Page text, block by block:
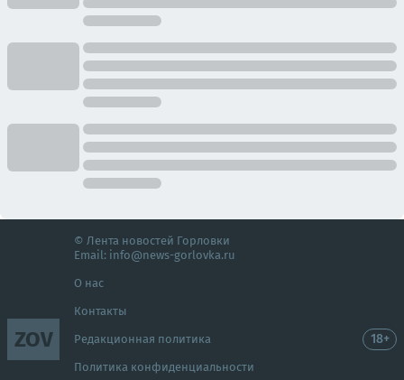
ZOV
© Лента новостей Горловки
Email: info@news-gorlovka.ru
О нас
Контакты
Редакционная политика
Политика конфиденциальности
18+